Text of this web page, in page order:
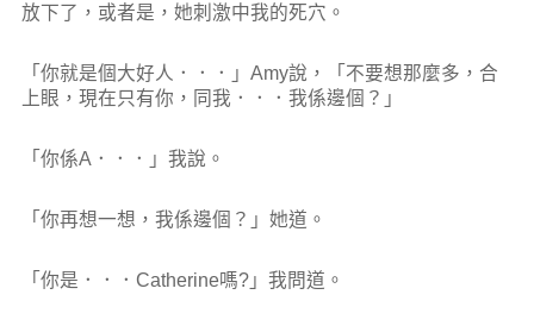
放下了，或者是，她刺激中我的死穴。
「你就是個大好人．．．」Amy說，「不要想那麼多，合
上眼，現在只有你，同我．．．我係邊個？」
「你係A．．．」我說。
「你再想一想，我係邊個？」她道。
「你是．．．Catherine嗎?」我問道。